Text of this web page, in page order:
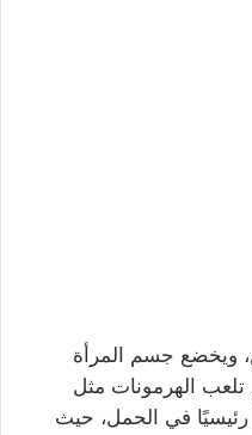
ويخضع جسم المرأة
تلعب الهرمونات مثل
رئيسيًا في الحمل، حيث